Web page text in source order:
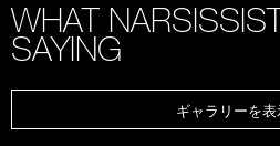
WHAT
SAYING
ギャラリーを表